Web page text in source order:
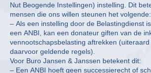
Nut Beogende Instellingen) instelling. Dit
mensen die ons willen steunen het volgende:
– Als een instelling door de Belastingdienst
een ANBI, kan een donateur giften van de
vennootschapsbelasting aftrekken
daarvoor geldende regels).
Voor Buro Jansen & Janssen betekent dit:
– Een ANBI hoeft geen successierecht of